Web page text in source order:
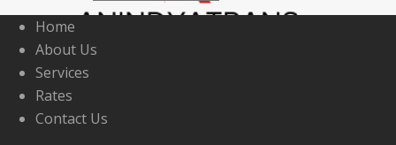
Home
About Us
Services
Rates
Contact Us